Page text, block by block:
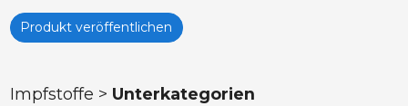
Produkt veröffentlichen
Impfstoffe > Unterkategorien